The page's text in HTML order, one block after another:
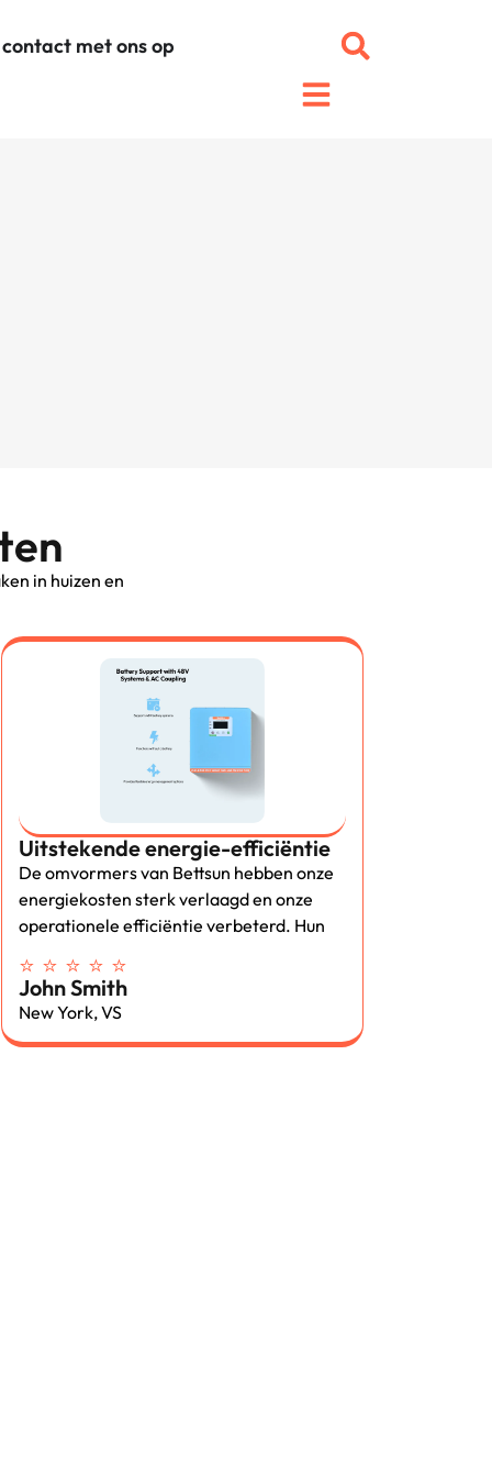
met ons op
in huizen en
Uitstekende energie-efficiëntie
De omvormers van Bettsun hebben onze
energiekosten sterk verlaagd en onze
operationele efficiëntie verbeterd. Hun
⭐ ⭐ ⭐ ⭐ ⭐
John Smith
New York, VS